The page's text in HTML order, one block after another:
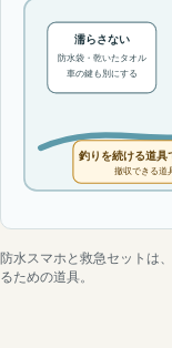
濡らさない
防水袋・乾いたタオル
車の鍵も別にする
釣りを続ける道具
撤収できる道
防水スマホと救急セットは
るための道具。